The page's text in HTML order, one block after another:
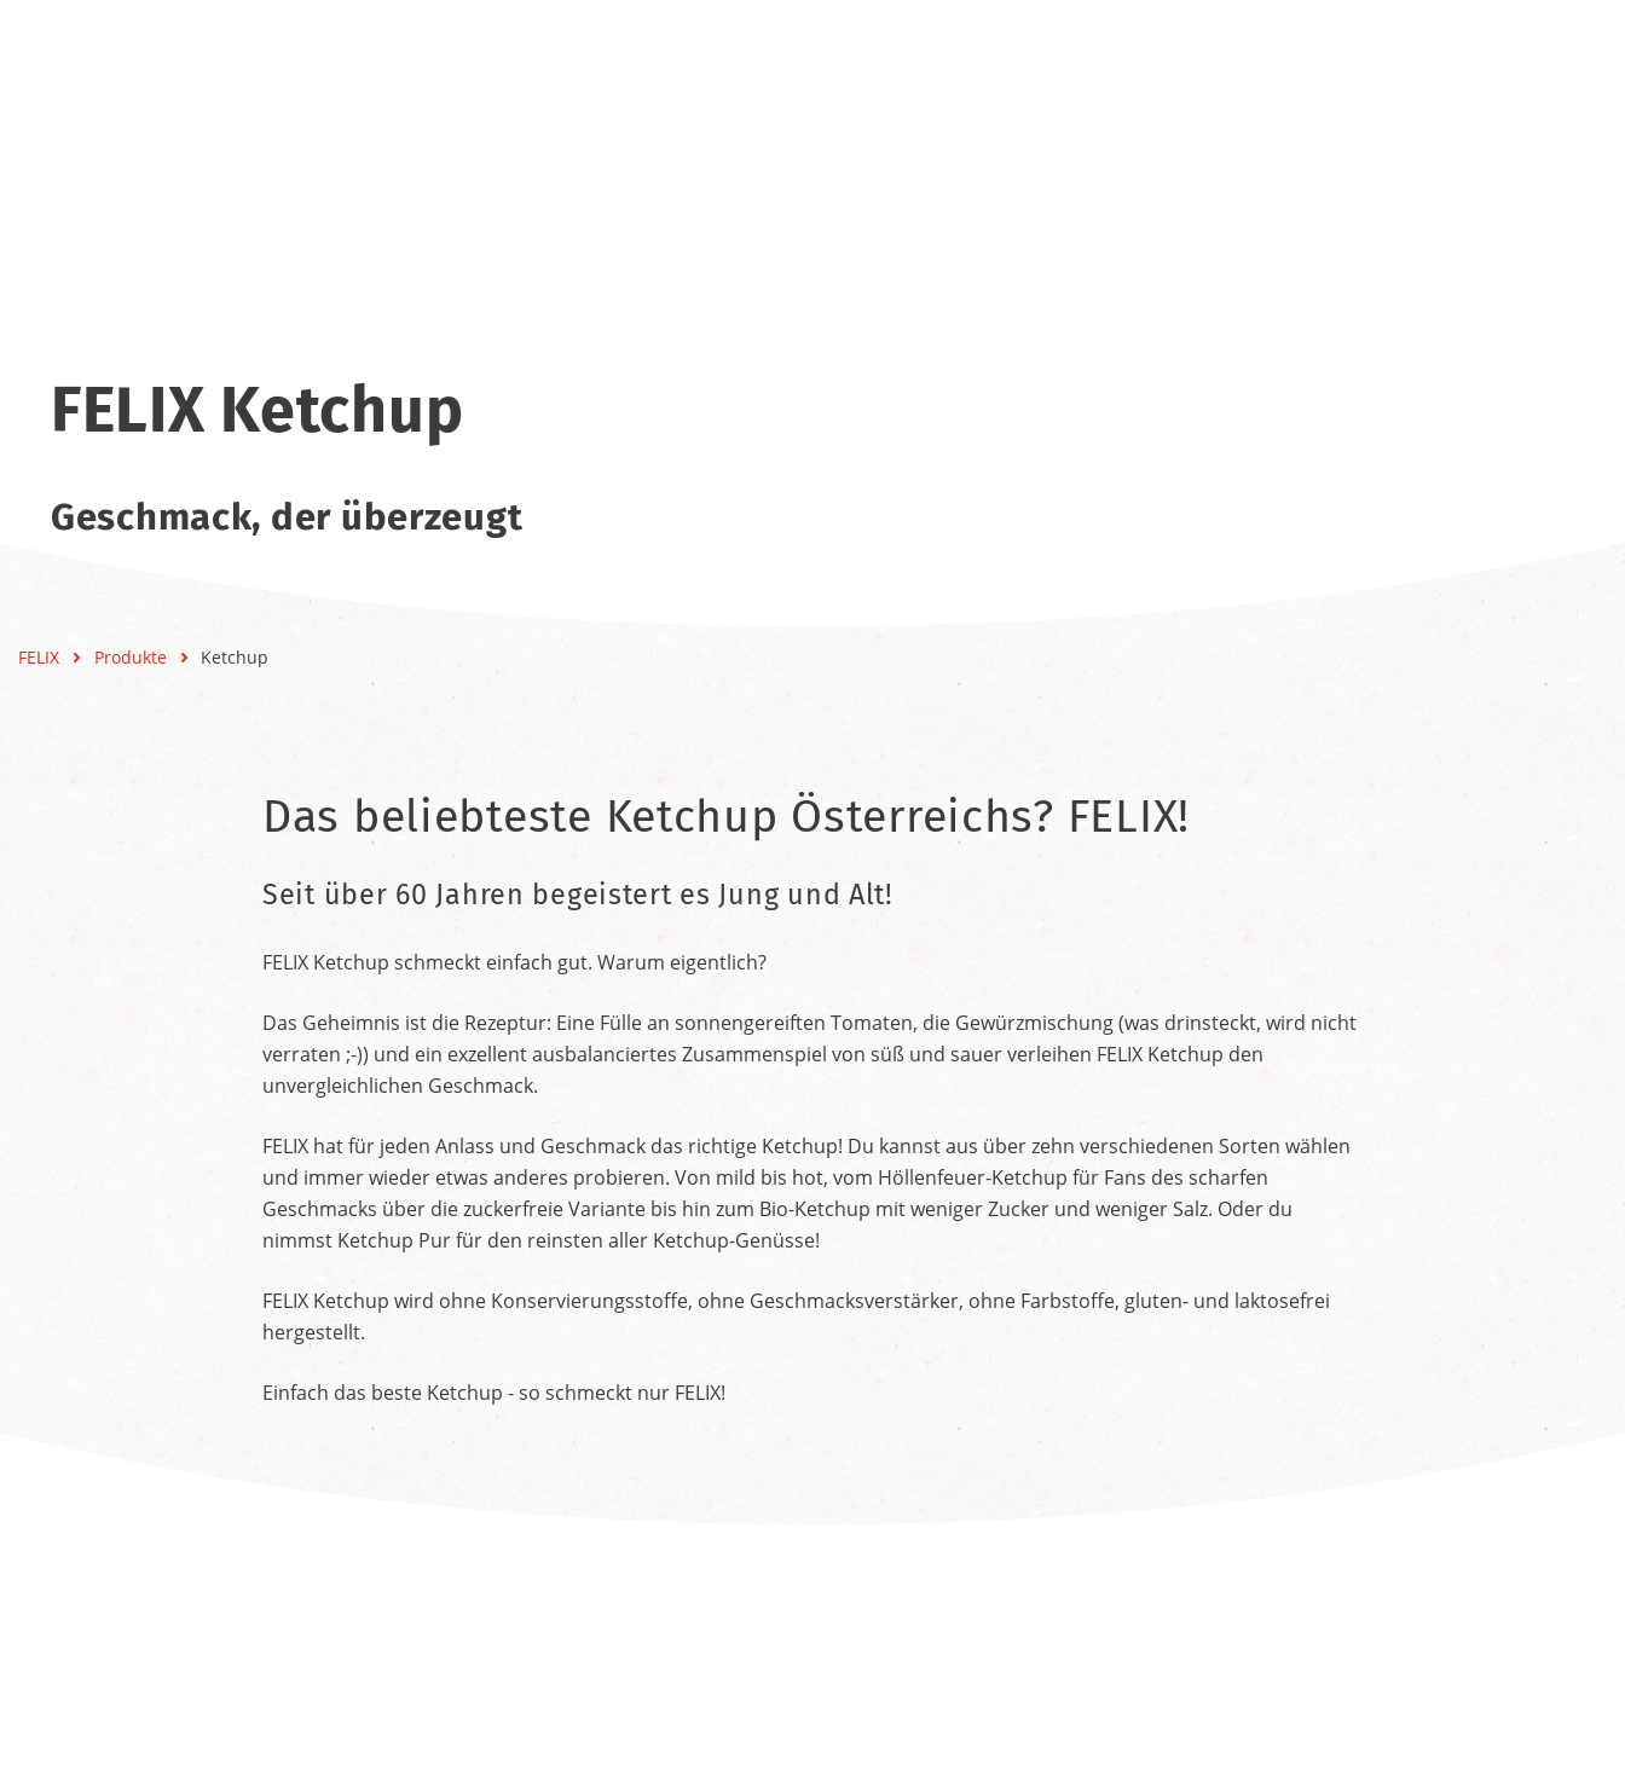
FELIX Ketchup
Geschmack, der überzeugt
FELIX Produkte Ketchup
Das beliebteste Ketchup Österreichs? FELIX!
Seit über 60 Jahren begeistert es Jung und Alt!
FELIX Ketchup schmeckt einfach gut. Warum eigentlich?
Das Geheimnis ist die Rezeptur: Eine Fülle an sonnengereiften Tomaten, die Gewürzmischung (was drinsteckt, wird nicht
verraten ;-)) und ein exzellent ausbalanciertes Zusammenspiel von süß und sauer verleihen FELIX Ketchup den
unvergleichlichen Geschmack.
FELIX hat für jeden Anlass und Geschmack das richtige Ketchup! Du kannst aus über zehn verschiedenen Sorten wählen
und immer wieder etwas anderes probieren. Von mild bis hot, vom Höllenfeuer-Ketchup für Fans des scharfen
Geschmacks über die zuckerfreie Variante bis hin zum Bio-Ketchup mit weniger Zucker und weniger Salz. Oder du
nimmst Ketchup Pur für den reinsten aller Ketchup-Genüsse!
FELIX Ketchup wird ohne Konservierungsstoffe, ohne Geschmacksverstärker, ohne Farbstoffe, gluten- und laktosefrei
hergestellt.
Einfach das beste Ketchup - so schmeckt nur FELIX!